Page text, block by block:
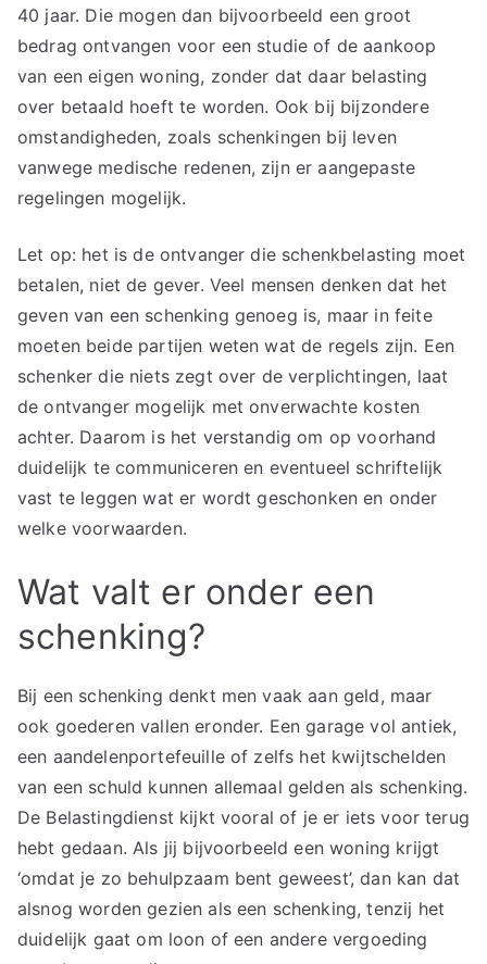
40 jaar. Die mogen dan bijvoorbeeld een groot
bedrag ontvangen voor een studie of de aankoop
van een eigen woning, zonder dat daar belasting
over betaald hoeft te worden. Ook bij bijzondere
omstandigheden, zoals schenkingen bij leven
vanwege medische redenen, zijn er aangepaste
regelingen mogelijk.
Let op: het is de ontvanger die schenkbelasting moet
betalen, niet de gever. Veel mensen denken dat het
geven van een schenking genoeg is, maar in feite
moeten beide partijen weten wat de regels zijn. Een
schenker die niets zegt over de verplichtingen, laat
de ontvanger mogelijk met onverwachte kosten
achter. Daarom is het verstandig om op voorhand
duidelijk te communiceren en eventueel schriftelijk
vast te leggen wat er wordt geschonken en onder
welke voorwaarden.
Wat valt er onder een
schenking?
Bij een schenking denkt men vaak aan geld, maar
ook goederen vallen eronder. Een garage vol antiek,
een aandelenportefeuille of zelfs het kwijtschelden
van een schuld kunnen allemaal gelden als schenking.
De Belastingdienst kijkt vooral of je er iets voor terug
hebt gedaan. Als jij bijvoorbeeld een woning krijgt
‘omdat je zo behulpzaam bent geweest’, dan kan dat
alsnog worden gezien als een schenking, tenzij het
duidelijk gaat om loon of een andere vergoeding